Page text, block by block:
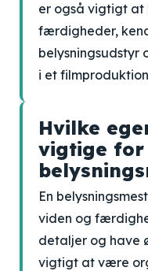
er også vigtigt at
færdigheder,
belysningsudstyr
i et
Hvilke
vigtige for
En
viden og
detaljer og have
vigtigt at være